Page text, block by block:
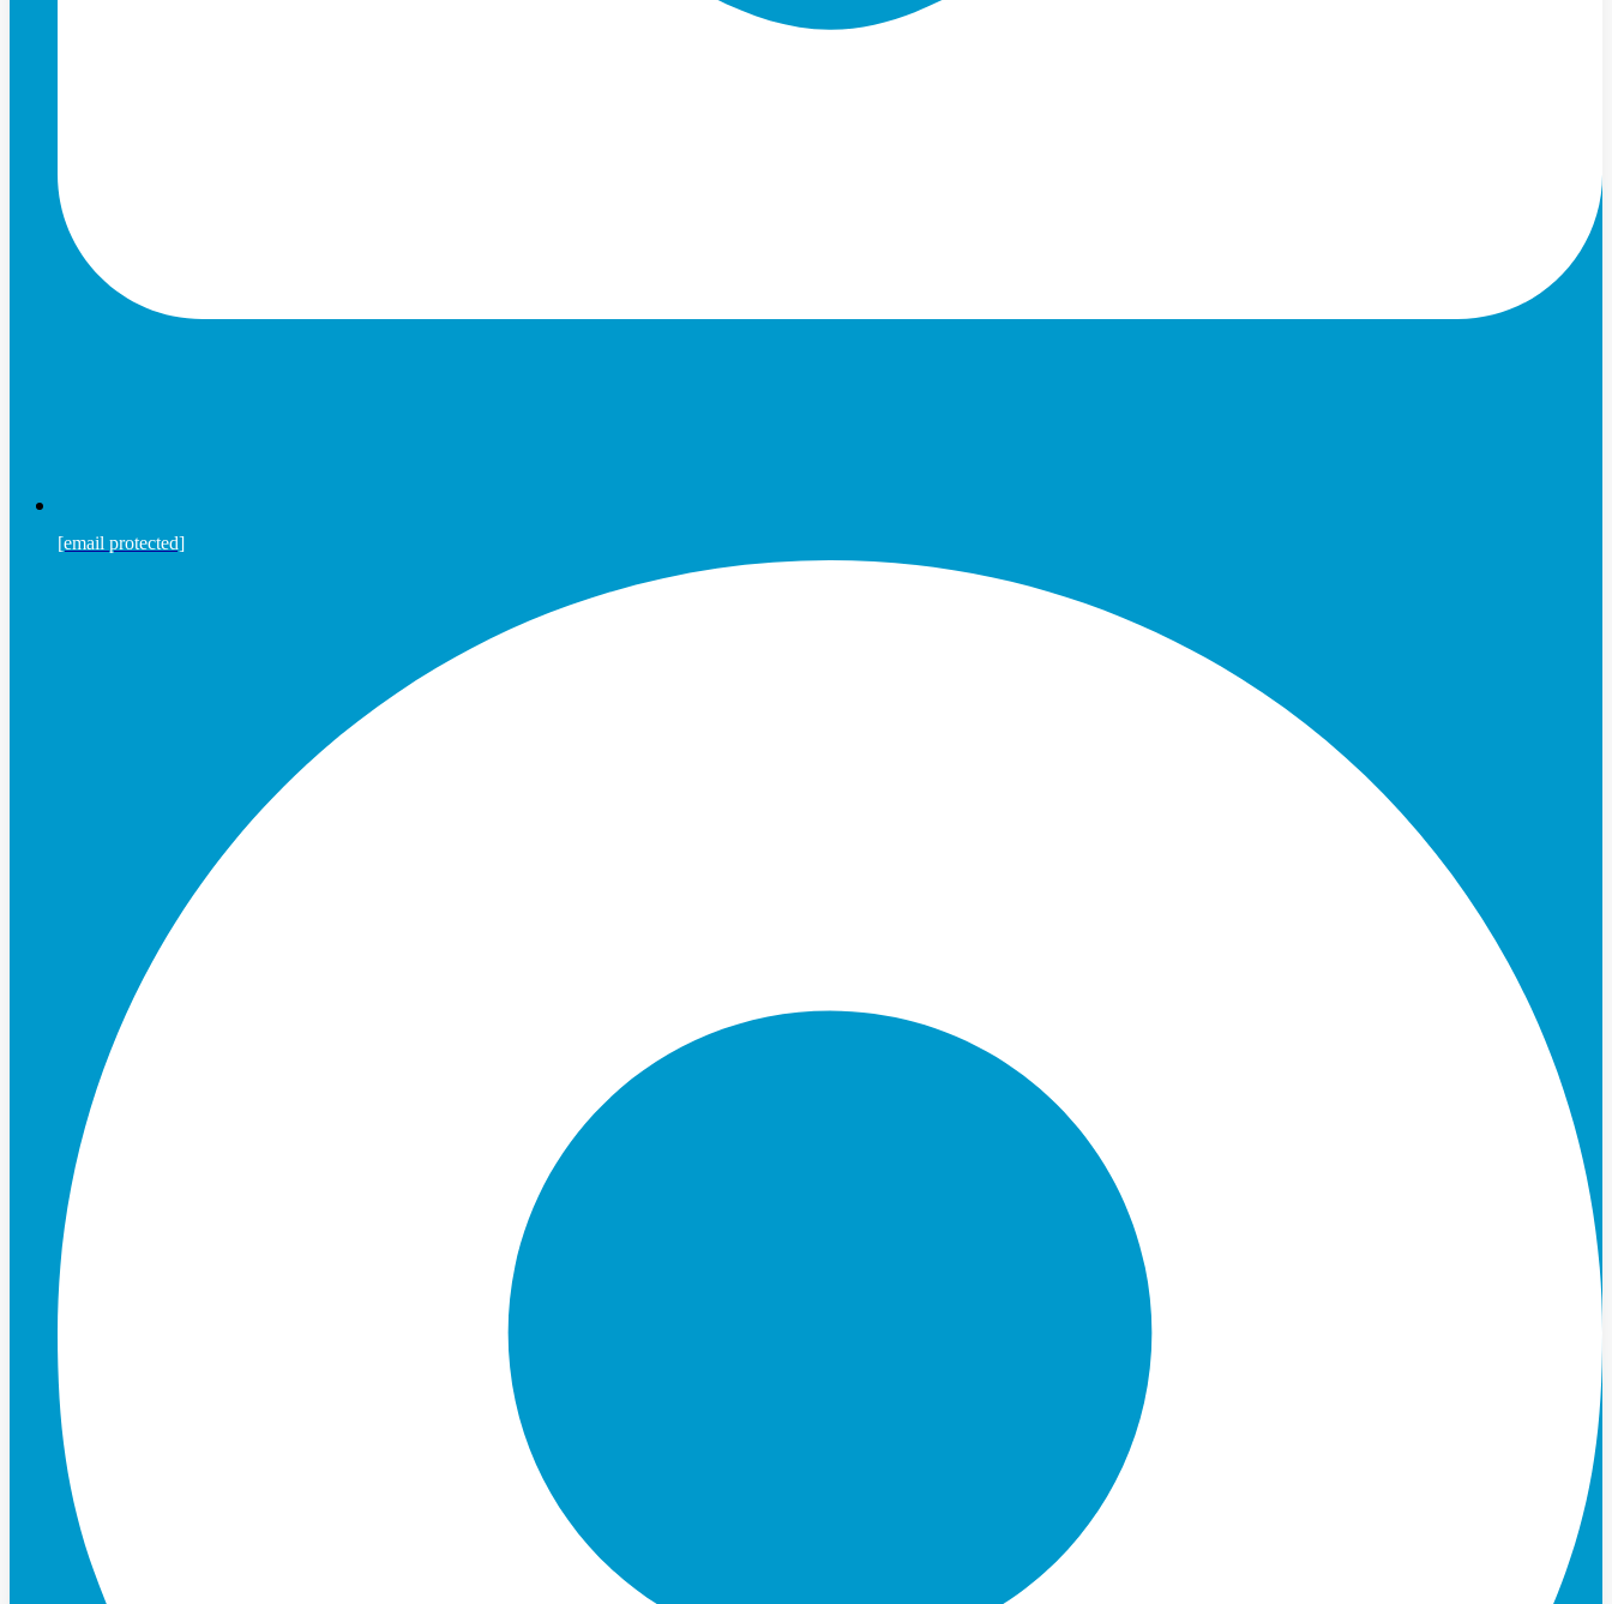
[email protected]